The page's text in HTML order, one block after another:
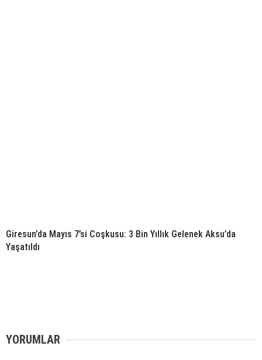
Giresun’da Mayıs 7’si Coşkusu: 3 Bin Yıllık Gelenek Aksu’da
Yaşatıldı
YORUMLAR